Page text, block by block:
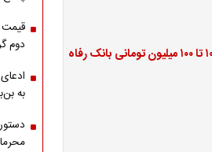
دوم
به